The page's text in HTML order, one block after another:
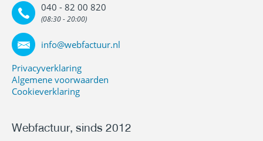
040 - 82 00 820
(08:30 - 20:00)
info@webfactuur.nl
Privacyverklaring
Algemene voorwaarden
Cookieverklaring
Webfactuur, sinds 2012